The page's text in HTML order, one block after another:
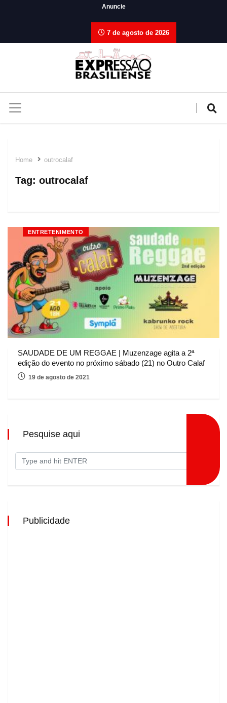
Anuncie
7 de agosto de 2026
Home outrocalaf
Tag: outrocalaf
ENTRETENIMENTO
SAUDADE DE UM REGGAE | Muzenzage agita a 2ª
edição do evento no próximo sábado (21) no Outro Calaf
19 de agosto de 2021
Pesquise aqui
Publicidade